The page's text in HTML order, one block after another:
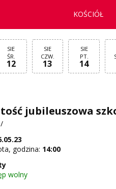
KOŚCIÓŁ
SIE
ŚR.
12
SIE
CZW.
13
SIE
PT.
14
jubileuszowa
/
godzina: 14:00
wolny